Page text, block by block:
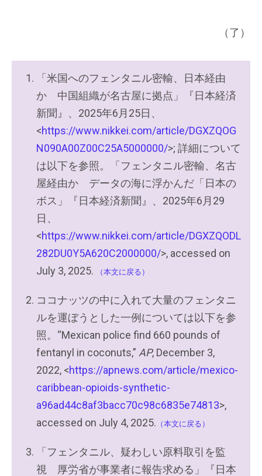
（了）
「米国へのフェンタニル密輸、日本経由
か 中国組織が名古屋に拠点」『日本経済
新聞』、2025年6月25日、
<https://www.nikkei.com/article/DGXZQOG
N090A00Z00C25A5000000/>; 詳細について
は以下を参照。「フェンタニル密輸、名古
屋経由か データの海に浮かんだ「日本の
ボス」『日本経済新聞』、2025年6月29
日、
<https://www.nikkei.com/article/DGXZQODL
282DU0Y5A620C2000000/>, accessed on
July 3, 2025.
（本文に戻る）
ココナッツの中に入れて大量のフェンタニ
ルを運ぼうとした一例については以下を参
照。“Mexican police find 660 pounds of
fentanyl in coconuts,” AP, December 3,
2022, <https://apnews.com/article/mexico-
caribbean-opioids-synthetic-
a96ad44c8af3bacc70c98c6835e74813>,
accessed on July 4, 2025. （本文に戻る）
「フェンタニル、疑わしい原料取引を監
視 厚労省が事業者に報告求める」『日本